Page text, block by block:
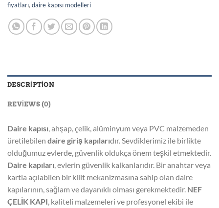
fiyatları, daire kapısı modelleri
DESCRIPTION
REVIEWS (0)
Daire kapısı, ahşap, çelik, alüminyum veya PVC malzemeden
üretilebilen daire giriş kapılarıdır. Sevdiklerimiz ile birlikte
olduğumuz evlerde, güvenlik oldukça önem teşkil etmektedir.
Daire kapıları, evlerin güvenlik kalkanlarıdır. Bir anahtar veya
kartla açılabilen bir kilit mekanizmasına sahip olan daire
kapılarının, sağlam ve dayanıklı olması gerekmektedir. NEF
ÇELİK KAPI, kaliteli malzemeleri ve profesyonel ekibi ile